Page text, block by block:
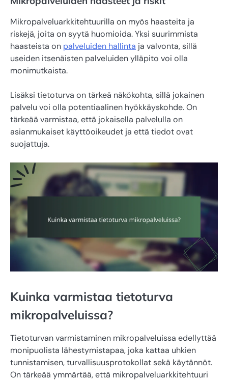
Mikropalveluarkkitehtuurilla on myös haasteita ja
riskejä, joita on syytä huomioida. Yksi suurimmista
haasteista on palveluiden hallinta ja valvonta, sillä
useiden itsenäisten palveluiden ylläpito voi olla
monimutkaista.
Lisäksi tietoturva on tärkeä näkökohta, sillä jokainen
palvelu voi olla potentiaalinen hyökkäyskohde. On
tärkeää varmistaa, että jokaisella palvelulla on
asianmukaiset käyttöoikeudet ja että tiedot ovat
suojattuja.
Kuinka varmistaa tietoturva
mikropalveluissa?
Tietoturvan varmistaminen mikropalveluissa edellyttää
monipuolista lähestymistapaa, joka kattaa uhkien
tunnistamisen, turvallisuusprotokollat sekä käytännöt.
On tärkeää ymmärtää, että mikropalveluarkkitehtuuri